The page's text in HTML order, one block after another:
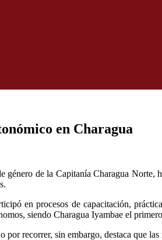
en Charagua
género de la Capitanía Charagua
en procesos de capacitación,
siendo Charagua Iyambae el
por recorrer, sin embargo, destaca que